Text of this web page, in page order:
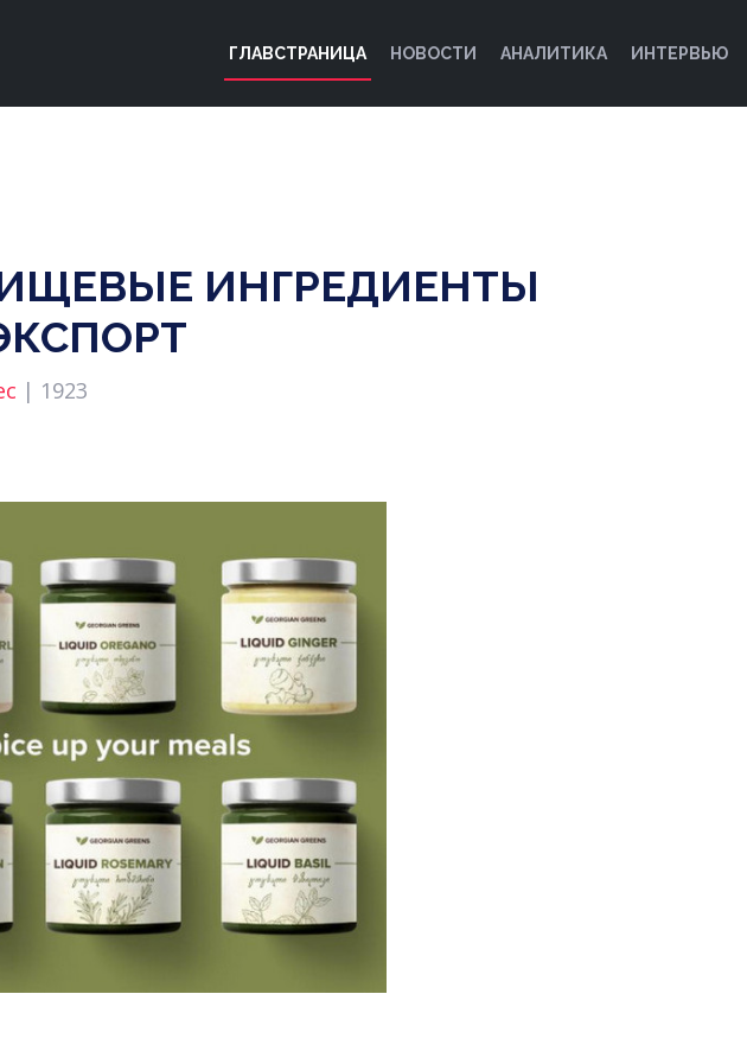
ГЛАВСТРАНИЦА НОВОСТИ АНАЛИТИКА ИНТЕРВЬЮ
ИНГРЕДИЕНТЫ
| 1923